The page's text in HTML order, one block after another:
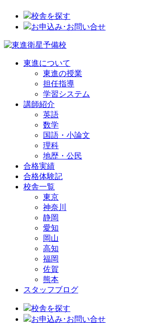
校舎を探す
お申込み･お問い合せ
東進について
東進の授業
担任指導
学習システム
講師紹介
英語
数学
国語・小論文
理科
地歴・公民
合格実績
合格体験記
校舎一覧
東京
神奈川
静岡
愛知
岡山
高知
福岡
佐賀
熊本
スタッフブログ
校舎を探す
お申込み･お問い合せ